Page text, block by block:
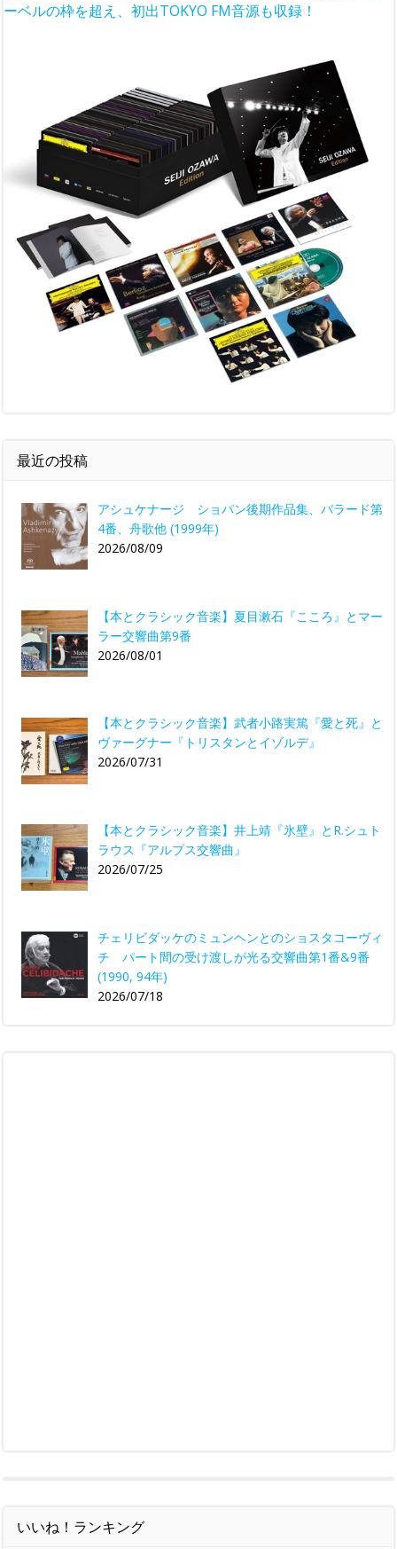
ーベルの枠を超え、初出TOKYO FM音源も収録！
最近の投稿
アシュケナージ ショパン後期作品集、バラード第
4番、舟歌他 (1999年)
2026/08/09
【本とクラシック音楽】夏目漱石『こころ』とマー
ラー交響曲第9番
2026/08/01
【本とクラシック音楽】武者小路実篤『愛と死』と
ヴァーグナー『トリスタンとイゾルデ』
2026/07/31
【本とクラシック音楽】井上靖『氷壁』とR.シュト
ラウス『アルプス交響曲』
2026/07/25
チェリビダッケのミュンヘンとのショスタコーヴィ
チ パート間の受け渡しが光る交響曲第1番&9番
(1990, 94年)
2026/07/18
いいね！ランキング